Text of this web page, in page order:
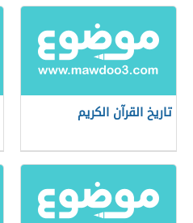
تاريخ القرآن الكريم